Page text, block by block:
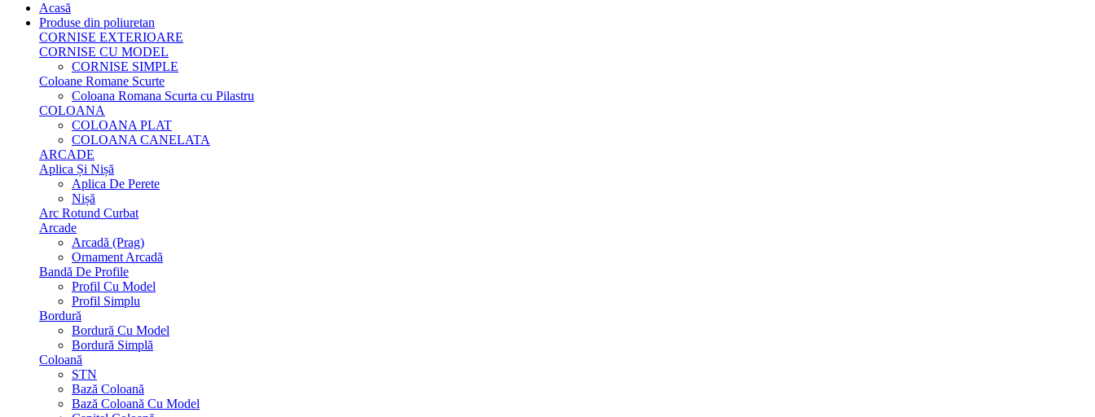
Acasă
Produse din poliuretan
CORNISE EXTERIOARE
CORNISE CU MODEL
CORNISE SIMPLE
Coloane Romane Scurte
Coloana Romana Scurta cu Pilastru
COLOANA
COLOANA PLAT
COLOANA CANELATA
ARCADE
Aplica Și Nișă
Aplica De Perete
Nișă
Arc Rotund Curbat
Arcade
Arcadă (Prag)
Ornament Arcadă
Bandă De Profile
Profil Cu Model
Profil Simplu
Bordură
Bordură Cu Model
Bordură Simplă
Coloană
STN
Bază Coloană
Bază Coloană Cu Model